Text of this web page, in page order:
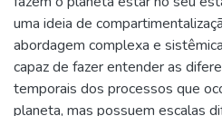
uma ideia de
abordagem complexa e
capaz de fazer entender as
temporais dos processos que
planeta, mas possuem escalas